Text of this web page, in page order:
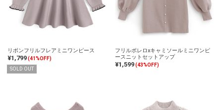
リボンフリルフレアミニワンピース
¥1,799(41%OFF)
SOLD OUT
フリルボレロxキャミソールミニワンピ
ースニットセットアップ
¥1,599(43%OFF)